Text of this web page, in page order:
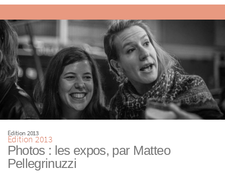
Edition 2013
Edition 2013
Photos : les expos, par Matteo
Pellegrinuzzi